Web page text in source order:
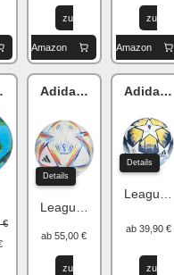
zu
Amazon
zu
Amazon
Lite Soft
€
Adidas Al Rihla (WM
Details
League 290g
ab 55,00 €
zu
Adidas
Details
League
ab 39,90 €
zu